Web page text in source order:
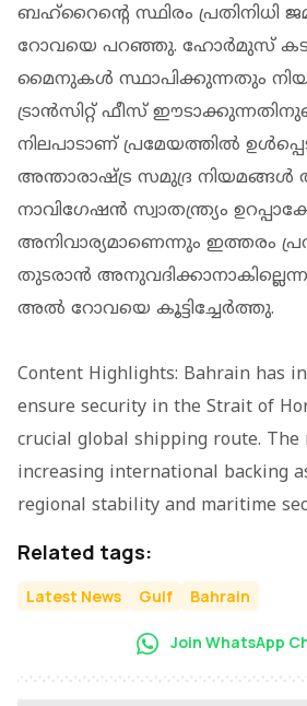
ബഹ്‌റൈന്റെ സ്ഥിരം
റോവയെ പറഞ്ഞു. ഹോര്‍മുസ്
മൈനുകള്‍ സ്ഥാപിക്കുന്നതും
ട്രാന്‍സിറ്റ് ഫീസ്
നിലപാടാണ് പ്രമേയത്തില്‍
അന്താരാഷ്ട്ര സമുദ്ര
നാവിഗേഷന്‍ സ്വാതന്ത്ര്യം
അനിവാര്യമാണെന്നും ഇത്തരം
തുടരാന്‍
അല്‍ റോവയെ കൂട്ടിച്ചേര്‍ത്തു.
Content Highlights: Bahrain has
ensure security in the Strait of
crucial global shipping route. The
increasing international backing
regional stability and maritime
Related tags:
Latest News Gulf Bahrain
Join WhatsApp